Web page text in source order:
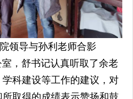
领导与孙利老师合影
，舒书记认真听取了余老
科建设等工作的建议，对
取得的成绩表示赞扬和鼓